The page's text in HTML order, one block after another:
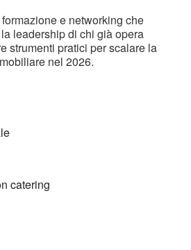
e networking che
leadership di chi già opera
strumenti pratici per scalare la
nel 2026.
catering